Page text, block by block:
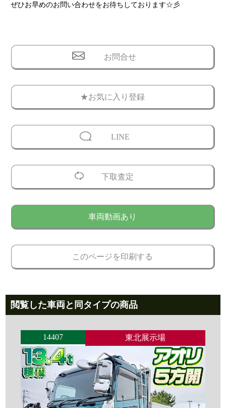
ぜひお早めのお問い合わせをお待ちしております☆彡
お問合せ
★お気に入り登録
LINE
下取査定
車両動画あり
このページを印刷する
閲覧した車両と同タイプの商品
14407 東北展示場